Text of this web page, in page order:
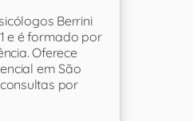
Berrini
e é formado por
Oferece
em São
por